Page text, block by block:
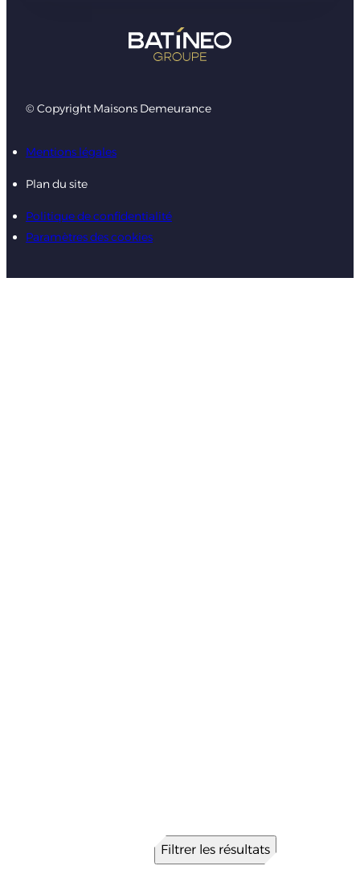
Filtrer les résultats
© Copyright Maisons Demeurance
Mentions légales
Plan du site
Politique de confidentialité
Paramètres des cookies